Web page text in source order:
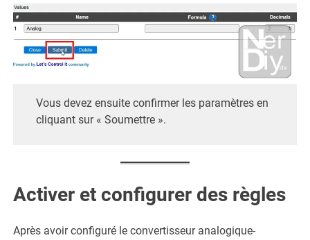
Vous devez ensuite confirmer les paramètres en
cliquant sur « Soumettre ».
Activer et configurer des règles
Après avoir configuré le convertisseur analogique-